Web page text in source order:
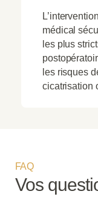
médical
les plus
les risques
cicatrisation
FAQ
Vos